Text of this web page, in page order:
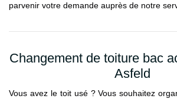
parvenir votre demande auprès de notre
Changement de toiture bac
Asfeld
Vous avez le toit usé ? Vous souhaitez